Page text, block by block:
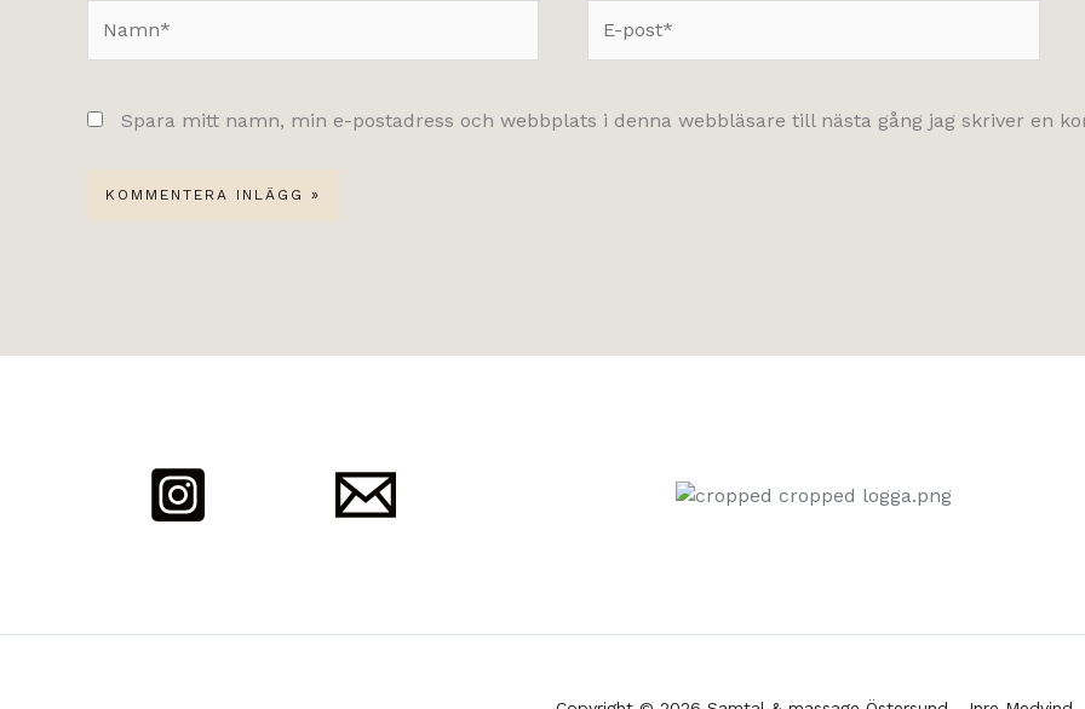
post*
Spara mitt namn, min e-postadress och webbplats i denna webbläsare till nästa gång jag skriver en